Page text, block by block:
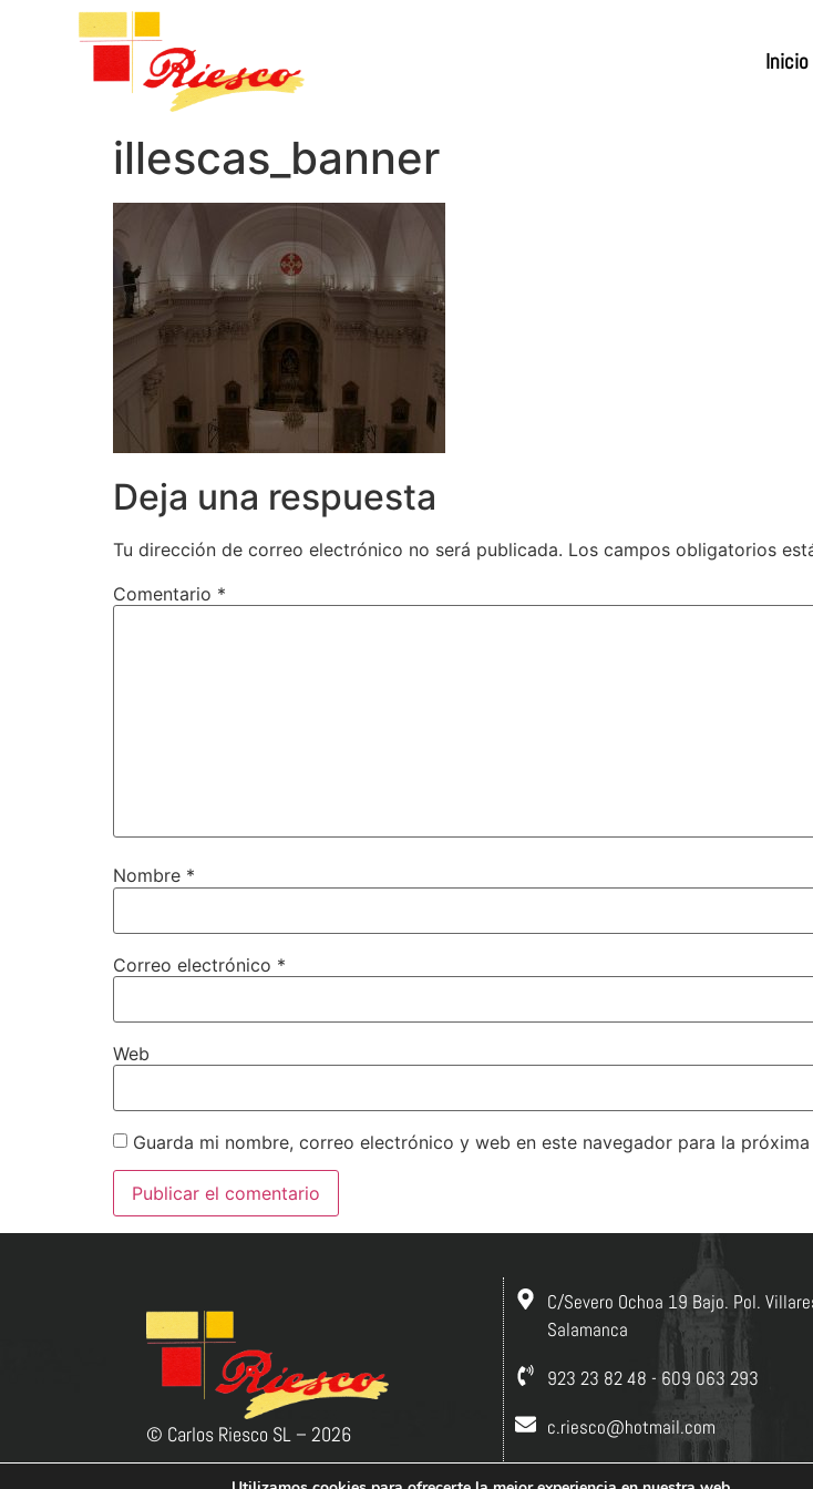
Inicio
illescas_banner
Deja una respuesta
Tu dirección de correo electrónico no será publicada. Los campos obligatorios
Comentario *
Nombre *
Correo electrónico *
Web
Guarda mi nombre, correo electrónico y web en este navegador para la
© Carlos Riesco SL – 2026
C/Severo Ochoa 19 Bajo. Pol.
Salamanca
923 23 82 48 - 609 063 293
c.riesco@hotmail.com